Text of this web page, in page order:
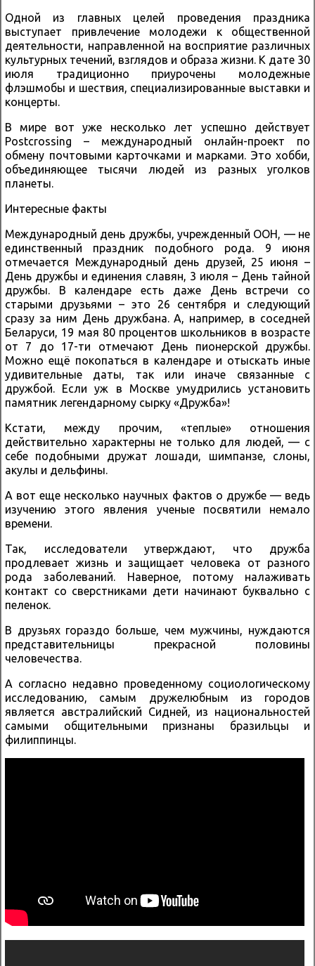
Одной из главных целей проведения праздника
выступает привлечение молодежи к общественной
деятельности, направленной на восприятие различных
культурных течений, взглядов и образа жизни. К дате 30
июля традиционно приурочены молодежные
флэшмобы и шествия, специализированные выставки и
концерты.
В мире вот уже несколько лет успешно действует
Postcrossing – международный онлайн-проект по
обмену почтовыми карточками и марками. Это хобби,
объединяющее тысячи людей из разных уголков
планеты.
Интересные факты
Международный день дружбы, учрежденный ООН, — не
единственный праздник подобного рода. 9 июня
отмечается Международный день друзей, 25 июня –
День дружбы и единения славян, 3 июля – День тайной
дружбы. В календаре есть даже День встречи со
старыми друзьями – это 26 сентября и следующий
сразу за ним День дружбана. А, например, в соседней
Беларуси, 19 мая 80 процентов школьников в возрасте
от 7 до 17-ти отмечают День пионерской дружбы.
Можно ещё покопаться в календаре и отыскать иные
удивительные даты, так или иначе связанные с
дружбой. Если уж в Москве умудрились установить
памятник легендарному сырку «Дружба»!
Кстати, между прочим, «теплые» отношения
действительно характерны не только для людей, — с
себе подобными дружат лошади, шимпанзе, слоны,
акулы и дельфины.
А вот еще несколько научных фактов о дружбе — ведь
изучению этого явления ученые посвятили немало
времени.
Так, исследователи утверждают, что дружба
продлевает жизнь и защищает человека от разного
рода заболеваний. Наверное, потому налаживать
контакт со сверстниками дети начинают буквально с
пеленок.
В друзьях гораздо больше, чем мужчины, нуждаются
представительницы прекрасной половины
человечества.
А согласно недавно проведенному социологическому
исследованию, самым дружелюбным из городов
является австралийский Сидней, из национальностей
самыми общительными признаны бразильцы и
филиппинцы.